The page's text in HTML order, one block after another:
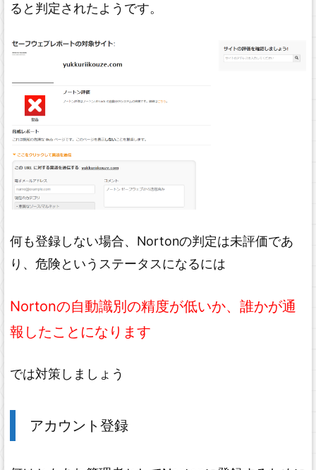
ると判定されたようです。
何も登録しない場合、Nortonの判定は未評価であ
り、危険というステータスになるには
Nortonの自動識別の精度が低いか、誰かが通
報したことになります
では対策しましょう
アカウント登録